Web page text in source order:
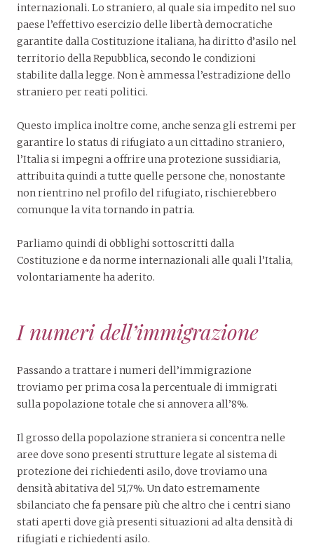
internazionali. Lo straniero, al quale sia impedito nel suo
paese l’effettivo esercizio delle libertà democratiche
garantite dalla Costituzione italiana, ha diritto d’asilo nel
territorio della Repubblica, secondo le condizioni
stabilite dalla legge. Non è ammessa l’estradizione dello
straniero per reati politici.
Questo implica inoltre come, anche senza gli estremi per
garantire lo status di rifugiato a un cittadino straniero,
l’Italia si impegni a offrire una protezione sussidiaria,
attribuita quindi a tutte quelle persone che, nonostante
non rientrino nel profilo del rifugiato, rischierebbero
comunque la vita tornando in patria.
Parliamo quindi di obblighi sottoscritti dalla
Costituzione e da norme internazionali alle quali l’Italia,
volontariamente ha aderito.
I numeri dell’immigrazione
Passando a trattare i numeri dell’immigrazione
troviamo per prima cosa la percentuale di immigrati
sulla popolazione totale che si annovera all’8%.
Il grosso della popolazione straniera si concentra nelle
aree dove sono presenti strutture legate al sistema di
protezione dei richiedenti asilo, dove troviamo una
densità abitativa del 51,7%. Un dato estremamente
sbilanciato che fa pensare più che altro che i centri siano
stati aperti dove già presenti situazioni ad alta densità di
rifugiati e richiedenti asilo.